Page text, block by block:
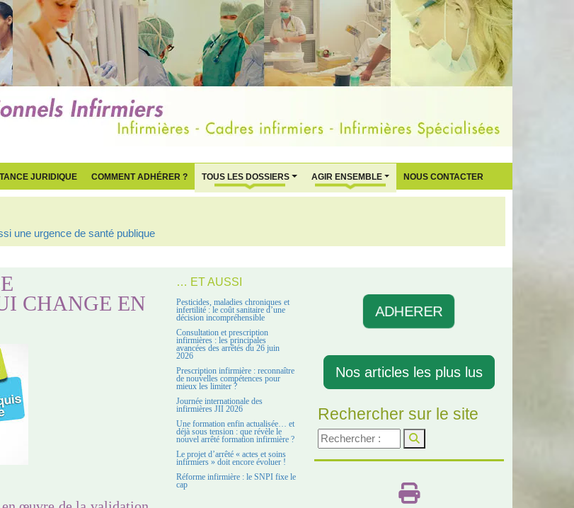
JURIDIQUE COMMENT ADHÉRER ? TOUS LES DOSSIERS AGIR ENSEMBLE NOUS CONTACTER
une urgence de santé publique
CHANGE EN
… ET AUSSI
Pesticides, maladies chroniques et
infertilité : le coût sanitaire d’une
décision incompréhensible
Consultation et prescription
infirmières : les principales
avancées des arrêtés du 26 juin
2026
Prescription infirmière : reconnaître
de nouvelles compétences pour
mieux les limiter ?
Journée internationale des
infirmières JII 2026
Une formation enfin actualisée… et
déjà sous tension : que révèle le
nouvel arrêté formation infirmière ?
Le projet d’arrêté « actes et soins
infirmiers » doit encore évoluer !
Réforme infirmière : le SNPI fixe le
cap
ADHERER
Nos articles les plus lus
Rechercher sur le site